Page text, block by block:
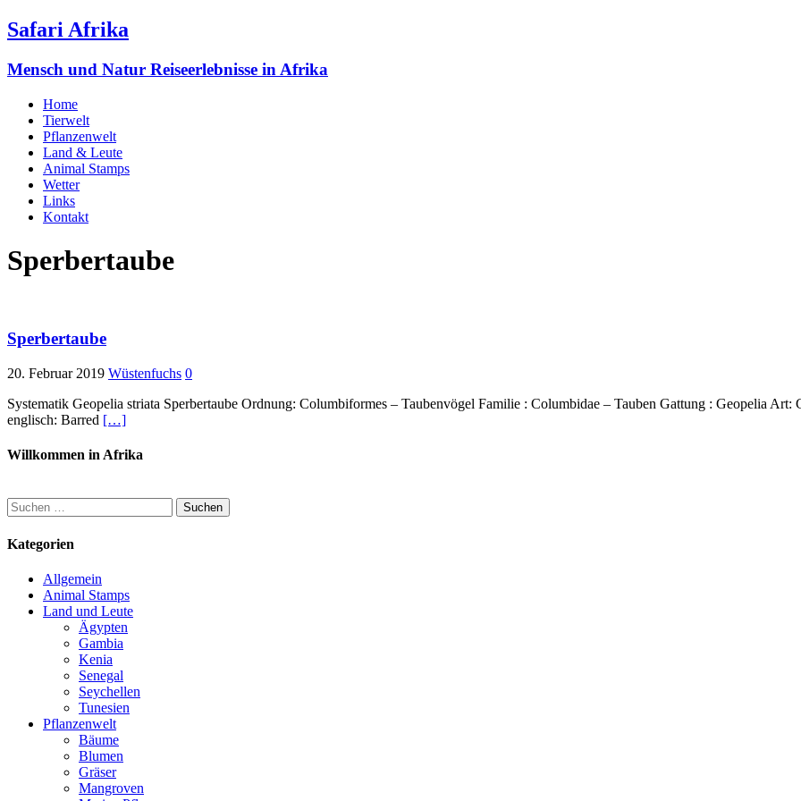
Safari Afrika
Mensch und Natur Reiseerlebnisse in Afrika
Home
Tierwelt
Pflanzenwelt
Land & Leute
Animal Stamps
Wetter
Links
Kontakt
Sperbertaube
Sperbertaube
20. Februar 2019 Wüstenfuchs 0
Systematik Geopelia striata Sperbertaube Ordnung: Columbiformes – Taubenvögel Familie : Columbidae – Tauben Gattung : Geopelia Art:
englisch: Barred […]
Willkommen in Afrika
Suchen
nach:
Kategorien
Allgemein
Animal Stamps
Land und Leute
Ägypten
Gambia
Kenia
Senegal
Seychellen
Tunesien
Pflanzenwelt
Bäume
Blumen
Gräser
Mangroven